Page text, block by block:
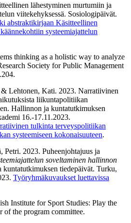
lähestyminen murtumiin ja
viitekehyksessä. Sosiologipäivät.
abstraktikirjaan Käsitteellinen
systeemiajattelun
thinking as a holistic way to analyze
Society for Public Management
Lehtonen, Kati. 2023. Narratiivinen
liikuntapolitiikan
Hallinnon ja kuntatutkimuksen
16.-17.11.2023.
tulkinta terveyspolitiikan
systeemiseen kokonaisuuteen.
2023. Puheenjohtajuus ja
soveltaminen hallinnon
kuntatutkimuksen tiedepäivät. Turku,
Työryhmäkuvaukset luettavissa
Institute for Sport Studies: Play the
of the program committee.